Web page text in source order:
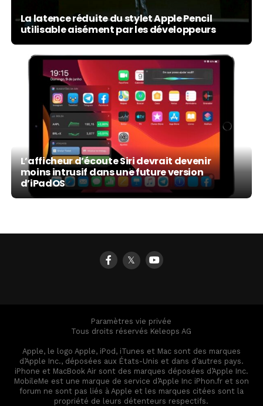
La latence réduite du stylet Apple Pencil
utilisable aisément par les développeurs
L’afficheur d’écoute Siri devrait devenir
moins intrusif dans une future version
d’iPadOS
𝕏
Paramètres vie privée
Tous droits réservés Keleops AG
Apple, le logo Apple, iPod, iTunes et Mac sont des marques
d’Apple Inc., déposées aux États-Unis et dans d’autres pays.
iPhone et MacBook Air sont des marques déposées d’Apple Inc.
MobileMe est une marque de service d’Apple Inc iPhon.fr et son
forum ne sont pas liés à Apple et les marques citées sont la
propriété de leurs détenteurs respectifs.